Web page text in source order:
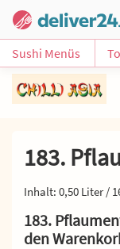
Sushi Menüs
183.
Inhalt: 0,50 Liter /
183.
den